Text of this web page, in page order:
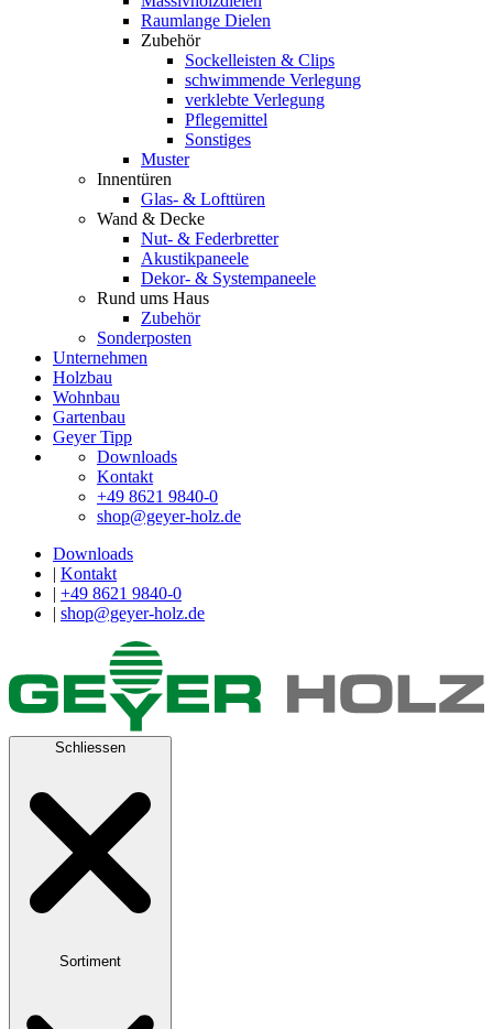
Raumlange Dielen
Zubehör
Sockelleisten & Clips
schwimmende Verlegung
verklebte Verlegung
Pflegemittel
Sonstiges
Muster
Innentüren
Glas- & Lofttüren
Wand & Decke
Nut- & Federbretter
Akustikpaneele
Dekor- & Systempaneele
Rund ums Haus
Zubehör
Sonderposten
Unternehmen
Holzbau
Wohnbau
Gartenbau
Geyer Tipp
Downloads
Kontakt
+49 8621 9840-0
shop@geyer-holz.de
Downloads
| Kontakt
| +49 8621 9840-0
| shop@geyer-holz.de
Schliessen
Sortiment